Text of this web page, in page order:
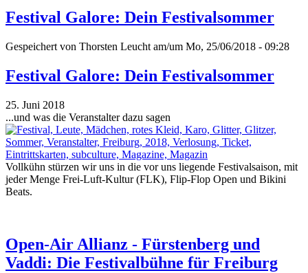
Festival Galore: Dein Festivalsommer
Gespeichert von Thorsten Leucht am/um Mo, 25/06/2018 - 09:28
Festival Galore: Dein Festivalsommer
25. Juni 2018
...und was die Veranstalter dazu sagen
Vollkühn stürzen wir uns in die vor uns liegende Festivalsaison, mit
jeder Menge Frei-Luft-Kultur (FLK), Flip-Flop Open und Bikini
Beats.
Open-Air Allianz - Fürstenberg und
Vaddi: Die Festivalbühne für Freiburg